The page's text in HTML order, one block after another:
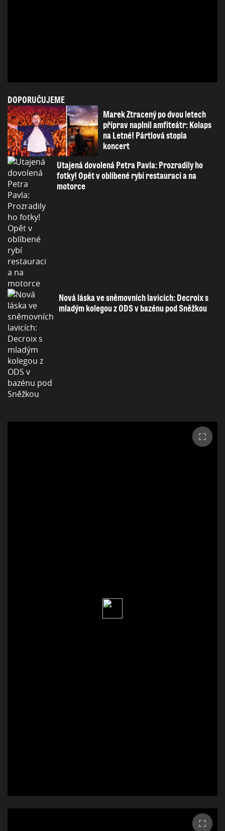
DOPORUČUJEME
Marek Ztracený po dvou letech
příprav naplnil amfiteátr: Kolaps
na Letné! Pártlová stopla
koncert
Utajená dovolená Petra Pavla: Prozradily ho
fotky! Opět v oblíbené rybí restauraci a na
motorce
Nová láska ve sněmovních lavicích: Decroix s
mladým kolegou z ODS v bazénu pod Sněžkou